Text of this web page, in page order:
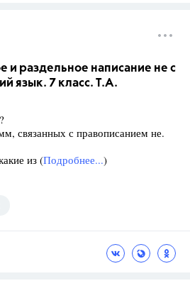
и раздельное написание не с
язык. 7 класс. Т.А.
связанных с правописанием не.
из (Подробнее...)